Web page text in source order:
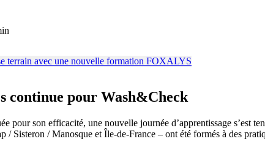
continue pour Wash&Check
pour son efficacité, une nouvelle journée d’apprentissage s’est
/ Sisteron / Manosque et Île-de-France – ont été formés à des